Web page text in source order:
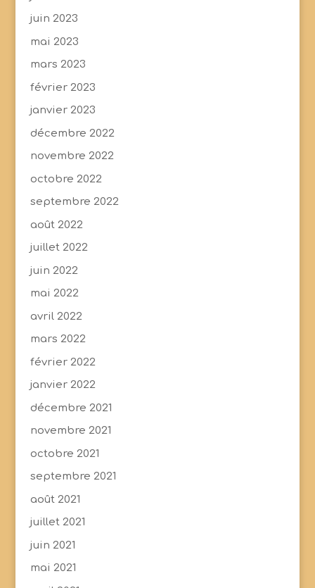
juin 2023
mai 2023
mars 2023
février 2023
janvier 2023
décembre 2022
novembre 2022
octobre 2022
septembre 2022
août 2022
juillet 2022
juin 2022
mai 2022
avril 2022
mars 2022
février 2022
janvier 2022
décembre 2021
novembre 2021
octobre 2021
septembre 2021
août 2021
juillet 2021
juin 2021
mai 2021